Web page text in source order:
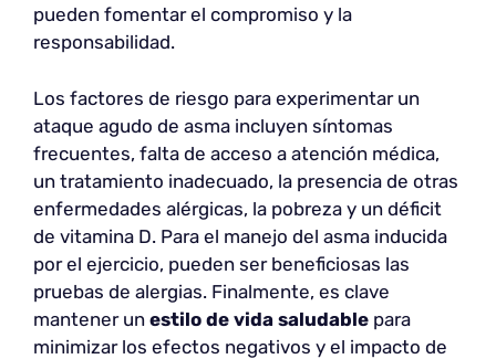
pueden fomentar el compromiso y la
responsabilidad.
Los factores de riesgo para experimentar un
ataque agudo de asma incluyen síntomas
frecuentes, falta de acceso a atención médica,
un tratamiento inadecuado, la presencia de otras
enfermedades alérgicas, la pobreza y un déficit
de vitamina D. Para el manejo del asma inducida
por el ejercicio, pueden ser beneficiosas las
pruebas de alergias. Finalmente, es clave
mantener un estilo de vida saludable para
minimizar los efectos negativos y el impacto de